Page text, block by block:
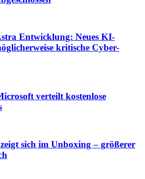
Entwicklung: Neues KI-
kritische Cyber-
verteilt kostenlose
sich im Unboxing – größerer